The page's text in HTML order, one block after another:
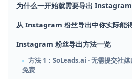
为什么一开始就需要导出 Instagram
从 Instagram 粉丝导出中你实际能
Instagram 粉丝导出方法一览
方法 1：SoLeads.ai - 无需提交社媒
免费